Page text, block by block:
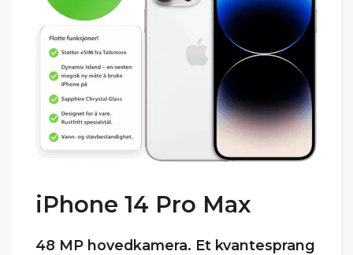
iPhone 14 Pro Max
48 MP hovedkamera. Et kvantesprang